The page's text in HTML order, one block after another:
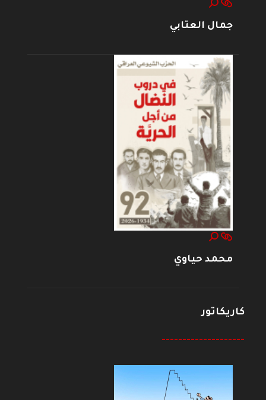
جمال العتابي
محمد حياوي
كاريكاتور
--------------------